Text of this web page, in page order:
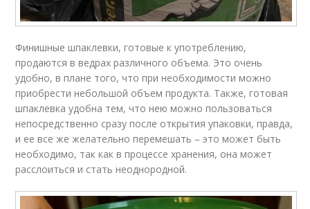
Финишные шпаклевки, готовые к употреблению,
продаются в ведрах различного объема. Это очень
удобно, в плане того, что при необходимости можно
приобрести небольшой объем продукта. Также, готовая
шпаклевка удобна тем, что нею можно пользоваться
непосредственно сразу после открытия упаковки, правда,
и ее все же желательно перемешать – это может быть
необходимо, так как в процессе хранения, она может
расслоиться и стать неоднородной.